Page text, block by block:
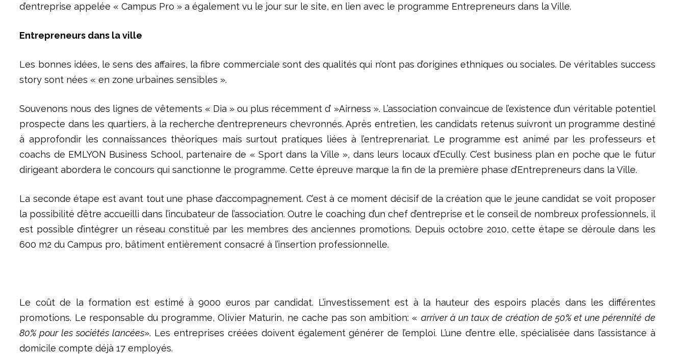
d’entreprise appelée « Campus Pro » a également vu le jour sur le site, en lien avec le programme Entrepreneurs dans la Ville.
Entrepreneurs dans la ville
Les bonnes idées, le sens des affaires, la fibre commerciale sont des qualités qui n’ont pas d’origines ethniques ou sociales. De véritables success
story sont nées « en zone urbaines sensibles ».
Souvenons nous des lignes de vêtements « Dia » ou plus récemment d’ »Airness ». L’association convaincue de l’existence d’un véritable potentiel
prospecte dans les quartiers, à la recherche d’entrepreneurs chevronnés. Après entretien, les candidats retenus suivront un programme destiné
à approfondir les connaissances théoriques mais surtout pratiques liées à l’entreprenariat. Le programme est animé par les professeurs et
coachs de EMLYON Business School, partenaire de « Sport dans la Ville », dans leurs locaux d’Ecully. C’est business plan en poche que le futur
dirigeant abordera le concours qui sanctionne le programme. Cette épreuve marque la fin de la première phase d’Entrepreneurs dans la Ville.
La seconde étape est avant tout une phase d’accompagnement. C’est à ce moment décisif de la création que le jeune candidat se voit proposer
la possibilité d’être accueilli dans l’incubateur de l’association. Outre le coaching d’un chef d’entreprise et le conseil de nombreux professionnels, il
est possible d’intégrer un réseau constitué par les membres des anciennes promotions. Depuis octobre 2010, cette étape se déroule dans les
600 m2 du Campus pro, bâtiment entièrement consacré à l’insertion professionnelle.
Le coût de la formation est estimé à 9000 euros par candidat. L’investissement est à la hauteur des espoirs placés dans les différentes
promotions. Le responsable du programme, Olivier Maturin, ne cache pas son ambition: « arriver à un taux de création de 50% et une pérennité de
80% pour les sociétés lancées». Les entreprises créées doivent également générer de l’emploi. L’une d’entre elle, spécialisée dans l’assistance à
domicile compte déjà 17 employés.